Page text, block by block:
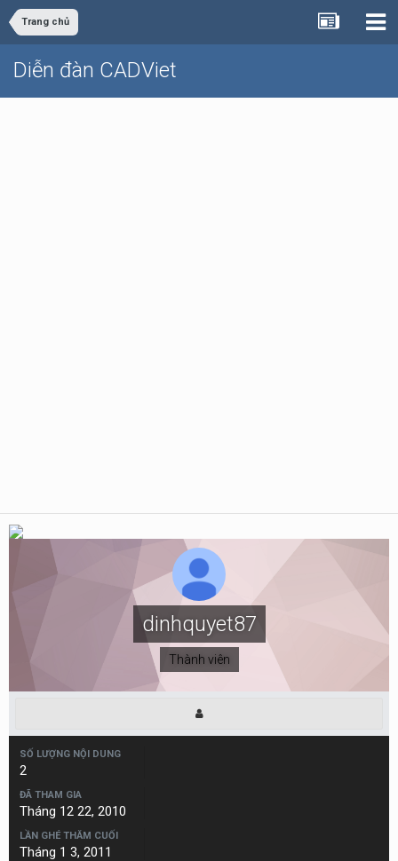
Trang chủ
Diễn đàn CADViet
dinhquyet87
Thành viên
SỐ LƯỢNG NỘI DUNG
2
ĐÃ THAM GIA
Tháng 12 22, 2010
LẦN GHÉ THĂM CUỐI
Tháng 1 3, 2011